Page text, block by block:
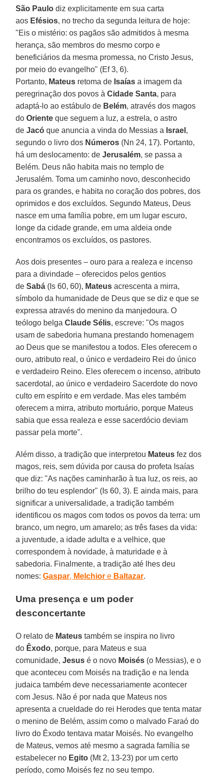
São Paulodiz explicitamente em sua carta
aos Efésios, no trecho da segunda leitura de hoje:
"Eis o mistério: os pagãos são admitidos à mesma
herança, são membros do mesmo corpo e
beneficiários da mesma promessa, no Cristo Jesus,
por meio do evangelho" (Ef 3, 6).
Portanto, Mateus retoma de Isaíasa imagem da
peregrinação dos povos àCidade Santa, para
adaptá-lo ao estábulo de Belém, através dos magos
doOrienteque seguem a luz, a estrela, o astro
deJacóque anuncia a vinda do Messias a Israel ,
segundo o livro dos Números (Nn 24, 17). Portanto,
há um deslocamento: deJerusalém, se passa a
Belém. Deus não habita mais no templo de
Jerusalém. Toma um caminho novo, desconhecido
para os grandes, e habita no coração dos pobres, dos
oprimidos e dos excluídos. Segundo Mateus, Deus
nasce em uma família pobre, em um lugar escuro,
longe da cidade grande, em uma aldeia onde
encontramos os excluídos, os pastores.
Aos dois presentes – ouro para a realeza e incenso
para a divindade – oferecidos pelos gentios
deSabá (Is 60, 60), Mateusacrescenta a mirra,
símbolo da humanidade de Deus que se diz e que se
expressa através do menino da manjedoura. O
teólogo belgaClaude Sélis, escreve: "Os magos
usam de sabedoria humana prestando homenagem
ao Deus que se manifestou a todos. Eles oferecem o
ouro, atributo real, o único e verdadeiro Rei do único
e verdadeiro Reino. Eles oferecem o incenso, atributo
sacerdotal, ao único e verdadeiro Sacerdote do novo
culto em espírito e em verdade. Mas eles também
oferecem a mirra, atributo mortuário, porque Mateus
sabia que essa realeza e esse sacerdócio deviam
passar pela morte".
Além disso, a tradição que interpretou Mateusfez dos
magos, reis, sem dúvida por causa do profeta Isaías
que diz: "As nações caminharão à tua luz, os reis, ao
brilho do teu esplendor" (Is 60, 3). E ainda mais, para
significar a universalidade, a tradição também
identificou os magos com todos os povos da terra: um
branco, um negro, um amarelo; as três fases da vida:
a juventude, a idade adulta e a velhice, que
correspondem à novidade, à maturidade e à
sabedoria. Finalmente, a tradição até lhes deu
nomes:Gaspar, Melchiore Baltazar.
Uma presença e um poder
desconcertante
O relato de Mateustambém se inspira no livro
do Êxodo, porque, para Mateus e sua
comunidade,Jesusé o novo Moisés (o Messias), e o
que aconteceu com Moisés na tradição e na lenda
judaica também deve necessariamente acontecer
com Jesus. Não é por nada que Mateus nos
apresenta a crueldade do rei Herodes que tenta matar
o menino de Belém, assim como o malvado Faraó do
livro do Êxodo tentava matar Moisés. No evangelho
de Mateus, vemos até mesmo a sagrada família se
estabelecer no Egito (Mt 2, 13-23) por um certo
período, como Moisés fez no seu tempo.